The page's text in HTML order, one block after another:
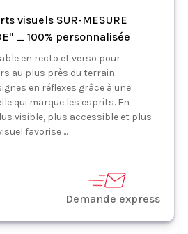
visuels SUR-MESURE
_ 100% personnalisée
en recto et verso pour
au plus près du terrain.
en réflexes grâce à une
qui marque les esprits. En
visible, plus accessible et plus
favorise ...
Demande express